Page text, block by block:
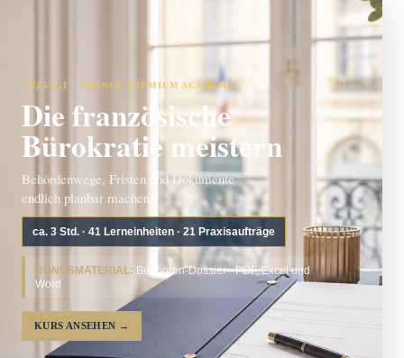
ANZEIGE · FRANCE PREMIUM ACADEMY
Die französische
Bürokratie meistern
Behördenwege, Fristen und Dokumente
endlich planbar machen.
ca. 3 Std. · 41 Lerneinheiten · 21 Praxisaufträge
BONUSMATERIAL: Behörden-Dossier · PDF, Excel und
Word
KURS ANSEHEN →